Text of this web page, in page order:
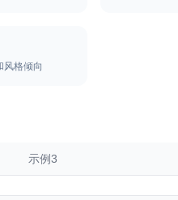
风格倾向
示例3